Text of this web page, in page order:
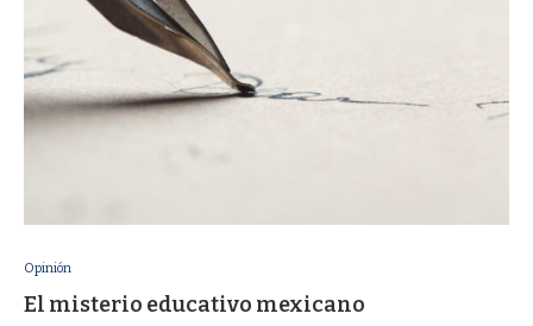
Opinión
El misterio educativo mexicano